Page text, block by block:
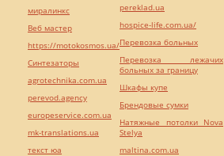
миралинкс
Веб мастер
https://motokosmos.ua/
Синтезаторы
agrotechnika.com.ua
perevod.agency
europeservice.com.ua
mk-translations.ua
текст юа
pereklad.ua
hospice-life.com.ua/
Перевозка больных
Перевозка лежачих
больных за границу
Шкафы купе
Брендовые сумки
Натяжные потолки Nova
Stelya
maltina.com.ua